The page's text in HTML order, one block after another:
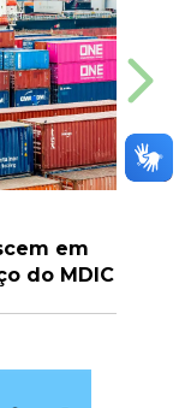
em
do MDIC